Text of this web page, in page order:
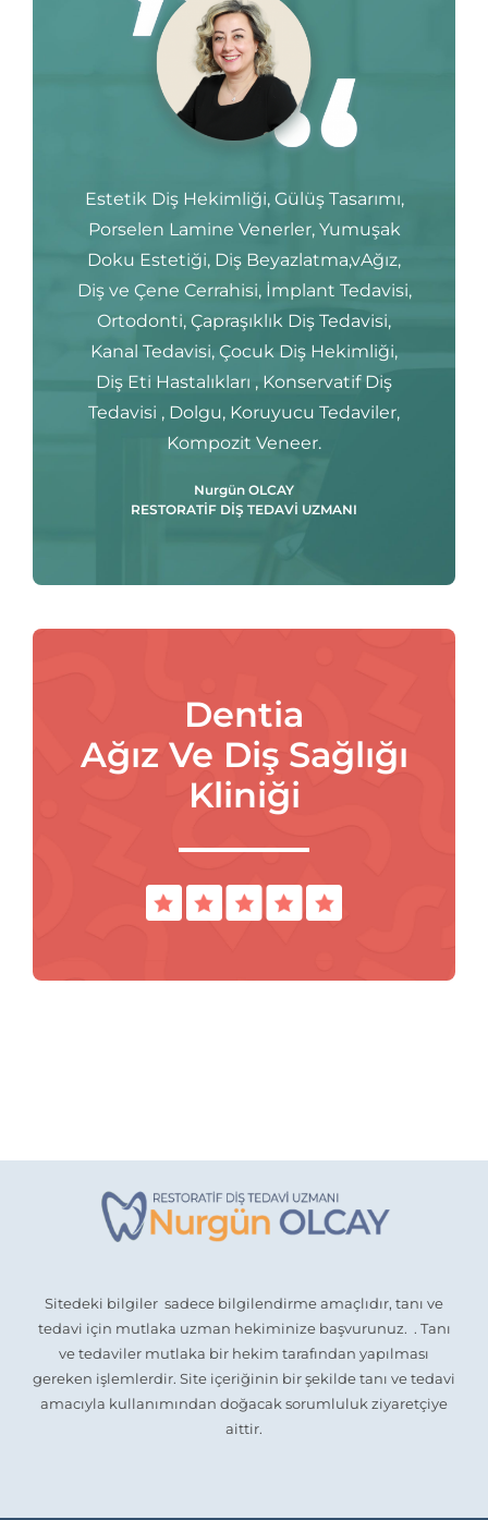
Estetik Diş Hekimliği, Gülüş Tasarımı,
Porselen Lamine Venerler, Yumuşak
Doku Estetiği, Diş Beyazlatma,vAğız,
Diş ve Çene Cerrahisi, İmplant Tedavisi,
Ortodonti, Çapraşıklık Diş Tedavisi,
Kanal Tedavisi, Çocuk Diş Hekimliği,
Diş Eti Hastalıkları , Konservatif Diş
Tedavisi , Dolgu, Koruyucu Tedaviler,
Kompozit Veneer.
Nurgün OLCAY
RESTORATİF DİŞ TEDAVİ UZMANI
Dentia
Ağız Ve Diş Sağlığı
Kliniği
Sitedeki bilgiler sadece bilgilendirme amaçlıdır, tanı ve
tedavi için mutlaka uzman hekiminize başvurunuz. . Tanı
ve tedaviler mutlaka bir hekim tarafından yapılması
gereken işlemlerdir. Site içeriğinin bir şekilde tanı ve tedavi
amacıyla kullanımından doğacak sorumluluk ziyaretçiye
aittir.